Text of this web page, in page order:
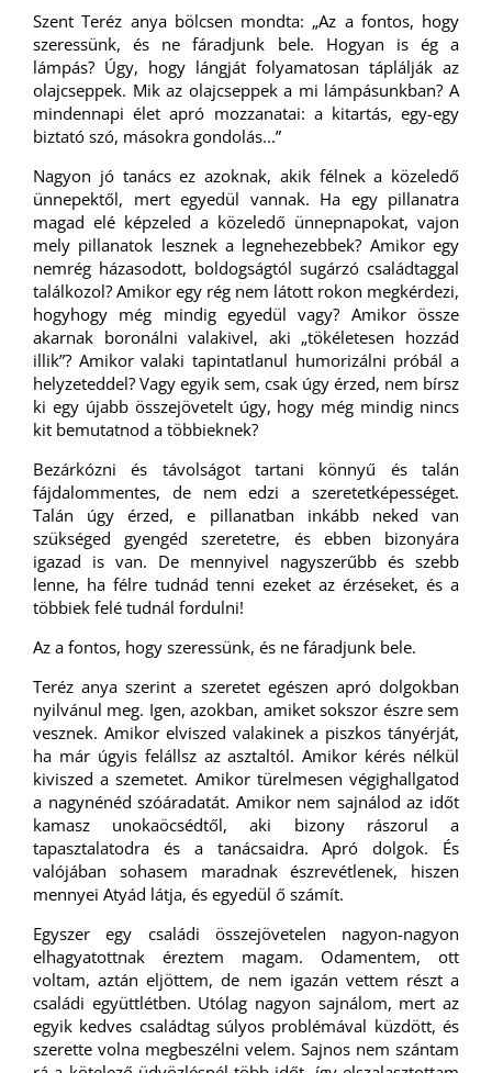
Szent Teréz anya bölcsen mondta: „Az a fontos, hogy
szeressünk, és ne fáradjunk bele. Hogyan is ég a
lámpás? Úgy, hogy lángját folyamatosan táplálják az
olajcseppek. Mik az olajcseppek a mi lámpásunkban? A
mindennapi élet apró mozzanatai: a kitartás, egy-egy
biztató szó, másokra gondolás...”
Nagyon jó tanács ez azoknak, akik félnek a közeledő
ünnepektől, mert egyedül vannak. Ha egy pillanatra
magad elé képzeled a közeledő ünnepnapokat, vajon
mely pillanatok lesznek a legnehezebbek? Amikor egy
nemrég házasodott, boldogságtól sugárzó családtaggal
találkozol? Amikor egy rég nem látott rokon megkérdezi,
hogyhogy még mindig egyedül vagy? Amikor össze
akarnak boronálni valakivel, aki „tökéletesen hozzád
illik”? Amikor valaki tapintatlanul humorizálni próbál a
helyzeteddel? Vagy egyik sem, csak úgy érzed, nem bírsz
ki egy újabb összejövetelt úgy, hogy még mindig nincs
kit bemutatnod a többieknek?
Bezárkózni és távolságot tartani könnyű és talán
fájdalommentes, de nem edzi a szeretetképességet.
Talán úgy érzed, e pillanatban inkább neked van
szükséged gyengéd szeretetre, és ebben bizonyára
igazad is van. De mennyivel nagyszerűbb és szebb
lenne, ha félre tudnád tenni ezeket az érzéseket, és a
többiek felé tudnál fordulni!
Az a fontos, hogy szeressünk, és ne fáradjunk bele.
Teréz anya szerint a szeretet egészen apró dolgokban
nyilvánul meg. Igen, azokban, amiket sokszor észre sem
vesznek. Amikor elviszed valakinek a piszkos tányérját,
ha már úgyis felállsz az asztaltól. Amikor kérés nélkül
kiviszed a szemetet. Amikor türelmesen végighallgatod
a nagynénéd szóáradatát. Amikor nem sajnálod az időt
kamasz unokaöcsédtől, aki bizony rászorul a
tapasztalatodra és a tanácsaidra. Apró dolgok. És
valójában sohasem maradnak észrevétlenek, hiszen
mennyei Atyád látja, és egyedül ő számít.
Egyszer egy családi összejövetelen nagyon-nagyon
elhagyatottnak éreztem magam. Odamentem, ott
voltam, aztán eljöttem, de nem igazán vettem részt a
családi együttlétben. Utólag nagyon sajnálom, mert az
egyik kedves családtag súlyos problémával küzdött, és
szerette volna megbeszélni velem. Sajnos nem szántam